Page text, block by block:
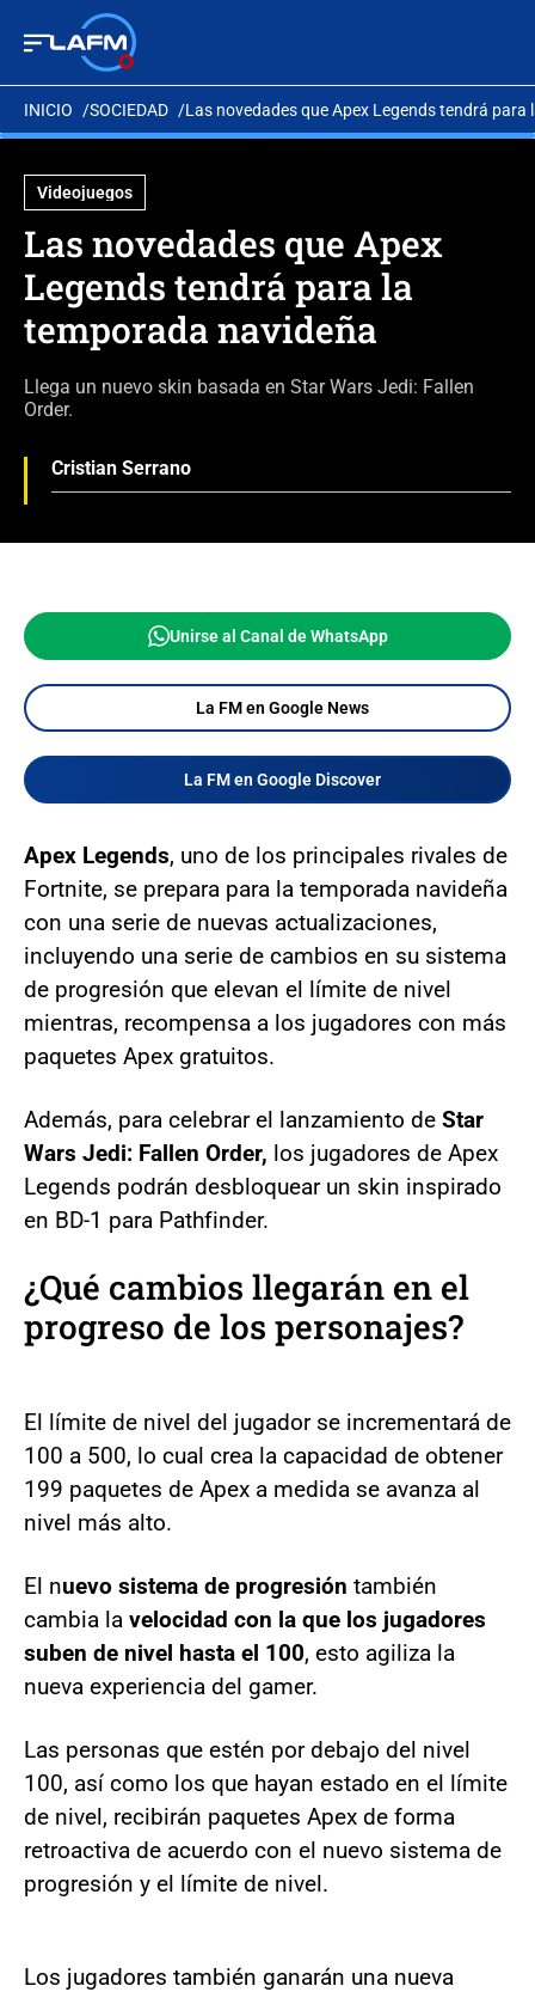
INICIO SOCIEDAD Las novedades que Apex Legends tendrá
Videojuegos
Las novedades que Apex
Legends tendrá para la
temporada navideña
Llega un nuevo skin basada en Star Wars Jedi: Fallen
Order.
Cristian Serrano
Unirse al Canal de WhatsApp
La FM en Google News
La FM en Google Discover
Apex Legends, uno de los principales rivales de
Fortnite, se prepara para la temporada navideña
con una serie de nuevas actualizaciones,
incluyendo una serie de cambios en su sistema
de progresión que elevan el límite de nivel
mientras, recompensa a los jugadores con más
paquetes Apex gratuitos.
Además, para celebrar el lanzamiento de Star
Wars Jedi: Fallen Order, los jugadores de Apex
Legends podrán desbloquear un skin inspirado
en BD-1 para Pathfinder.
¿Qué cambios llegarán en el
progreso de los personajes?
El límite de nivel del jugador se incrementará de
100 a 500, lo cual crea la capacidad de obtener
199 paquetes de Apex a medida se avanza al
nivel más alto.
El nuevo sistema de progresión también
cambia la velocidad con la que los jugadores
suben de nivel hasta el 100, esto agiliza la
nueva experiencia del gamer.
Las personas que estén por debajo del nivel
100, así como los que hayan estado en el límite
de nivel, recibirán paquetes Apex de forma
retroactiva de acuerdo con el nuevo sistema de
progresión y el límite de nivel.
Los jugadores también ganarán una nueva